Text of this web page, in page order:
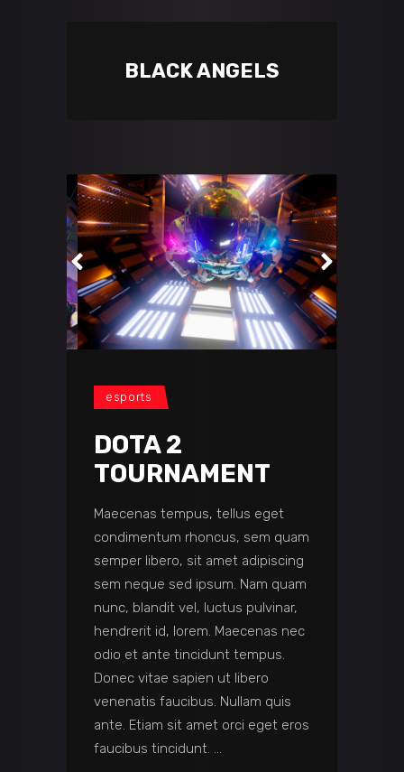
BLACK ANGELS
esports
DOTA 2
TOURNAMENT
Maecenas tempus, tellus eget
condimentum rhoncus, sem quam
semper libero, sit amet adipiscing
sem neque sed ipsum. Nam quam
nunc, blandit vel, luctus pulvinar,
hendrerit id, lorem. Maecenas nec
odio et ante tincidunt tempus.
Donec vitae sapien ut libero
venenatis faucibus. Nullam quis
ante. Etiam sit amet orci eget eros
faucibus tincidunt.